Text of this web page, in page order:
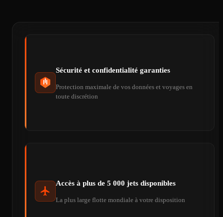
Sécurité et confidentialité garanties
Protection maximale de vos données et voyages en
toute discrétion
Accès à plus de 5 000 jets disponibles
La plus large flotte mondiale à votre disposition